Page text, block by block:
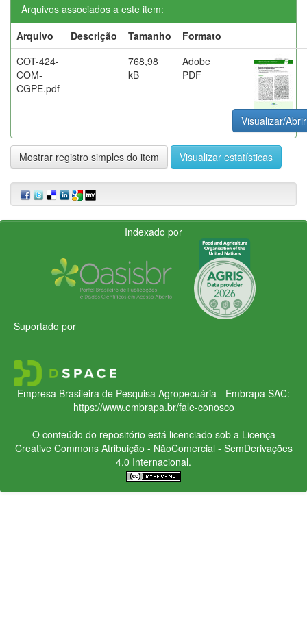
Arquivos associados a este item:
Arquivo
Descrição Tamanho
Formato
COT-424-
COM-
CGPE.pdf
768,98
kB
Adobe
PDF
Visualizar/Abrir
Mostrar registro simples do item Visualizar estatísticas
Indexado por
Suportado por
Empresa Brasileira de Pesquisa Agropecuária - Embrapa SAC:
https://www.embrapa.br/fale-conosco
O conteúdo do repositório está licenciado sob a Licença
Creative CommonsAtribuição - NãoComercial - SemDerivações
4.0 Internacional.